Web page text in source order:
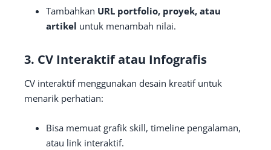
Tambahkan URL portfolio, proyek, atau
artikel untuk menambah nilai.
3. CV Interaktif atau Infografis
CV interaktif menggunakan desain kreatif untuk
menarik perhatian:
Bisa memuat grafik skill, timeline pengalaman,
atau link interaktif.